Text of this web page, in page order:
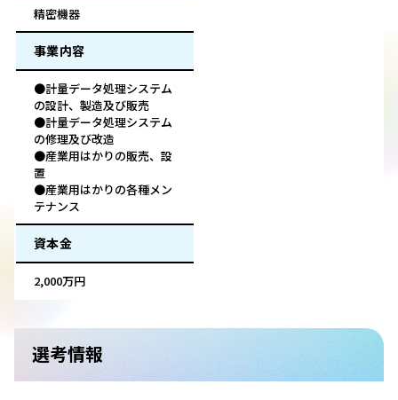
精密機器
事業内容
●計量データ処理システム
の設計、製造及び販売
●計量データ処理システム
の修理及び改造
●産業用はかりの販売、設
置
●産業用はかりの各種メン
テナンス
資本金
2,000万円
選考情報